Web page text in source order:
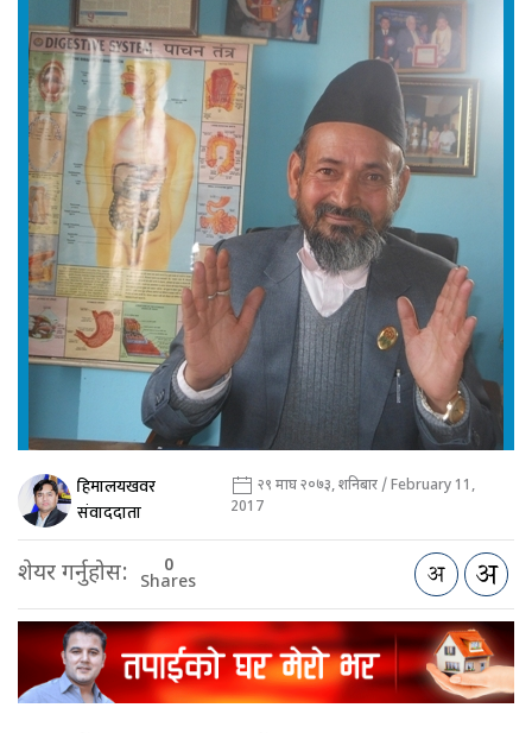
हिमालयखवर
संवाददाता
२९ माघ २०७३, शनिबार / February 11,
2017
शेयर गर्नुहोस: 0
Shares